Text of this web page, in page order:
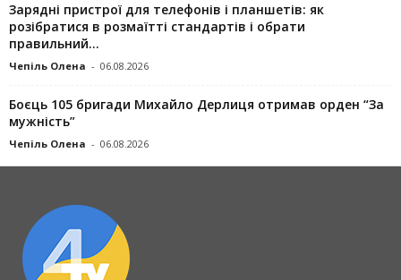
Зарядні пристрої для телефонів і планшетів: як
розібратися в розмаїтті стандартів і обрати
правильний...
Чепіль Олена - 06.08.2026
Боєць 105 бригади Михайло Дерлиця отримав орден “За
мужність”
Чепіль Олена - 06.08.2026